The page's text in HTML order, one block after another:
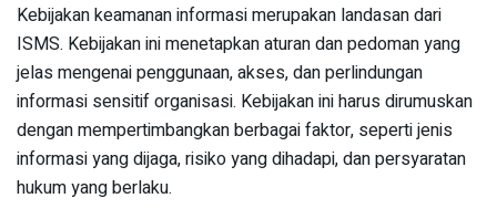
Kebijakan keamanan informasi merupakan landasan dari
ISMS. Kebijakan ini menetapkan aturan dan pedoman yang
jelas mengenai penggunaan, akses, dan perlindungan
informasi sensitif organisasi. Kebijakan ini harus dirumuskan
dengan mempertimbangkan berbagai faktor, seperti jenis
informasi yang dijaga, risiko yang dihadapi, dan persyaratan
hukum yang berlaku.